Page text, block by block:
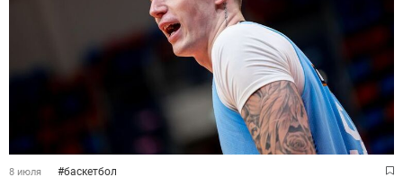
8 июля #баскетбол